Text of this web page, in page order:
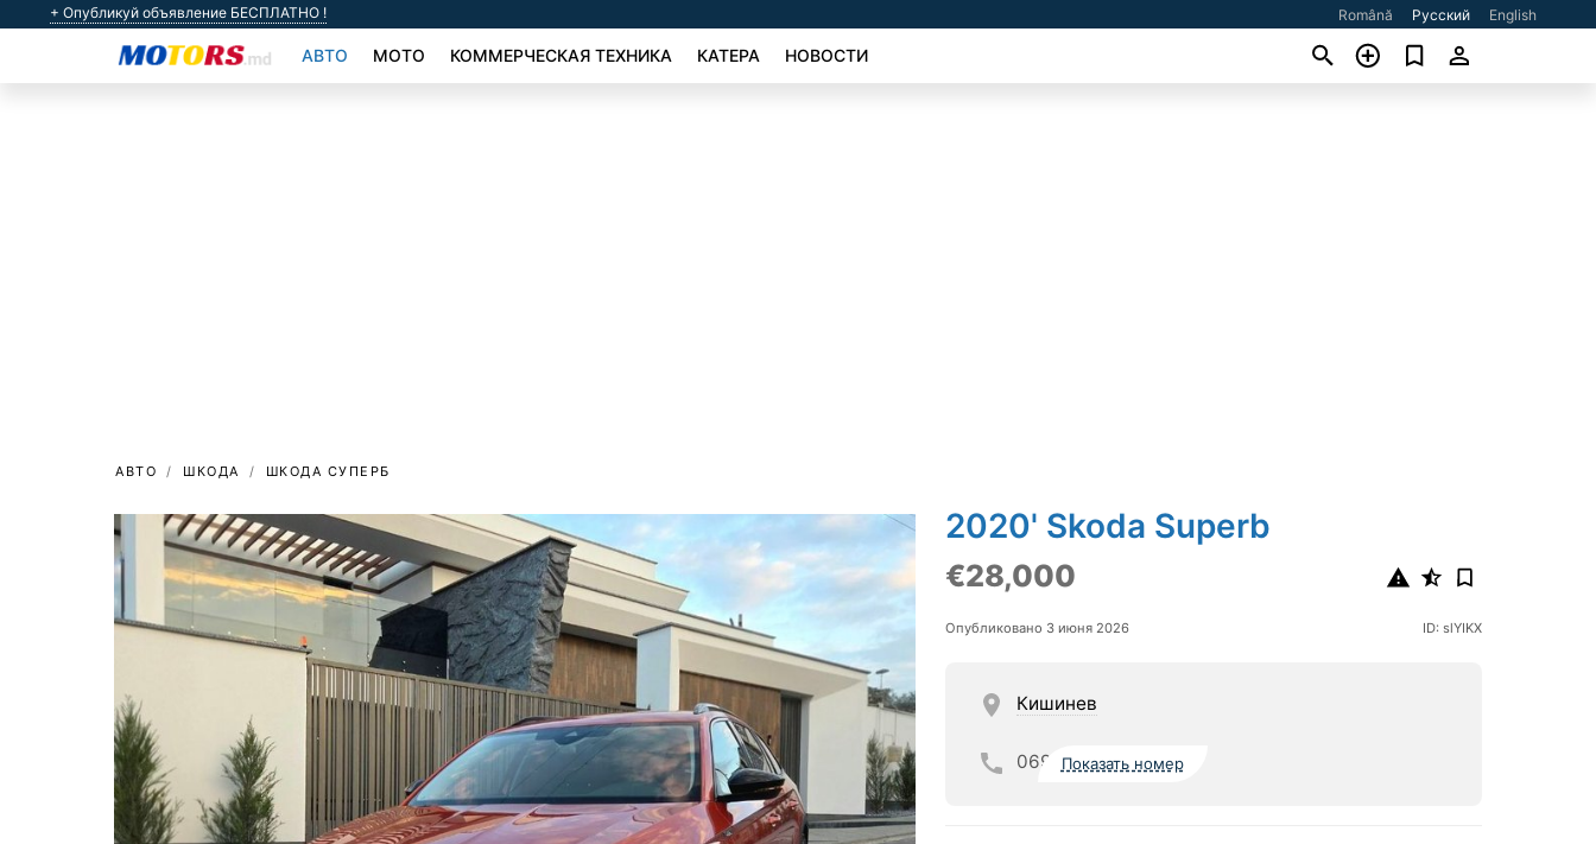
+ Опубликуй объявление БЕСПЛАТНО ! Română Русский English
АВТО МОТО КОММЕРЧЕСКАЯ ТЕХНИКА КАТЕРА НОВОСТИ
АВТО ШКОДА ШКОДА СУПЕРБ
2020' Skoda Superb
€28,000
Опубликовано 3 июня 2026 ID: slYIKX
Кишинев
069 Показать номер